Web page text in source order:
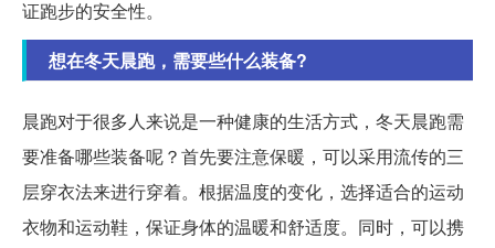
证跑步的安全性。
想在冬天晨跑，需要些什么装备?
晨跑对于很多人来说是一种健康的生活方式，冬天晨跑需
要准备哪些装备呢？首先要注意保暖，可以采用流传的三
层穿衣法来进行穿着。根据温度的变化，选择适合的运动
衣物和运动鞋，保证身体的温暖和舒适度。同时，可以携